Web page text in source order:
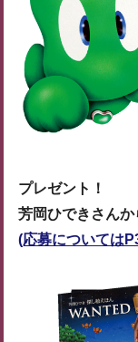
プレゼント！
芳岡ひできさんか
(応募については